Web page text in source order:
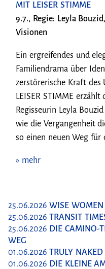
MIT LEISER STIMME
9.7., Regie: Leyla
Visionen
Ein ergreifendes und
Familiendrama über
zerstörerische Kraft des
LEISER STIMME
Regisseurin Leyla
wie die Vergangenheit
so einen neuen Weg
» mehr
25.06.2026 WISE WOMEN
25.06.2026 TRANSIT
25.06.2026 DIE CAMINO-
WEG
01.06.2026 TRULY NAKED
01.06.2026 DIE KLEINE